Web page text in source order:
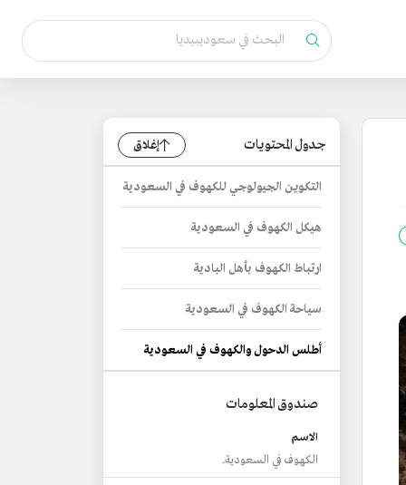
جدول المحتويات إغلاق
التكوين الجيولوجي للكهوف في السعودية
هيكل الكهوف في السعودية
ارتباط الكهوف بأهل البادية
سياحة الكهوف في السعودية
أطلس الدحول والكهوف في السعودية
صندوق المعلومات
الاسم
الكهوف في السعودية.